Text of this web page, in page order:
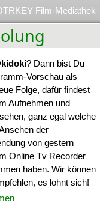
Film-Mediathek
? Dann bist Du
Vorschau als
Folge, dafür findest
Aufnehmen und
ganz egal welche
der
von gestern
Online Tv Recorder
haben. Wir können
es lohnt sich!